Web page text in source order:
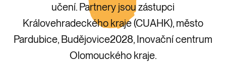
učení. Partnery jsou zástupci
Královehradeckého kraje (CUAHK), město
Pardubice, Budějovice2028, Inovační centrum
Olomouckého kraje.